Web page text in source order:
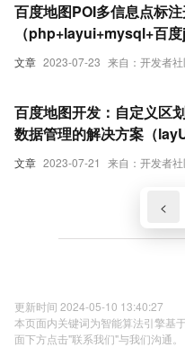
文章 2023-07-23 来自：开发者社
百度地图POI多信息点标
（php+layui+mysql+百
API2.0+echarts4.8）
文章 2023-07-21 来自：开发者社
百度地图开发：自定义区
数据管理的解决方案（
<
更新时间 2024-05-10 13:40:27
本页面内关键词为智能算法引擎基
面下方点击"联系我们"与我们沟通。